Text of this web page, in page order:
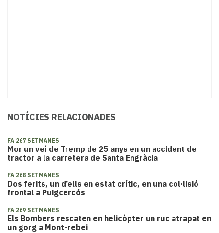
NOTÍCIES RELACIONADES
FA 267 SETMANES
Mor un veí de Tremp de 25 anys en un accident de
tractor a la carretera de Santa Engràcia
FA 268 SETMANES
Dos ferits, un d’ells en estat crític, en una col·lisió
frontal a Puigcercós
FA 269 SETMANES
Els Bombers rescaten en helicòpter un ruc atrapat en
un gorg a Mont-rebei